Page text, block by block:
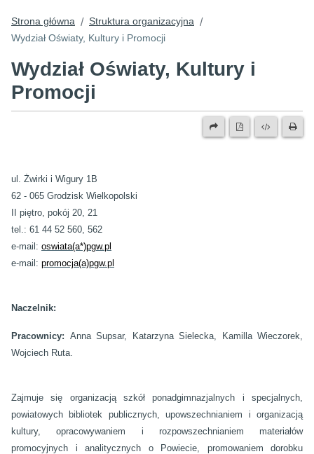
Strona główna / Struktura organizacyjna /
Wydział Oświaty, Kultury i Promocji
Wydział Oświaty, Kultury i
Promocji
ul. Żwirki i Wigury 1B
62 - 065 Grodzisk Wielkopolski
II piętro, pokój 20, 21
tel.: 61 44 52 560, 562
e-mail: oswiata(a*)pgw.pl
e-mail: promocja(a)pgw.pl
Naczelnik:
Pracownicy: Anna Supsar, Katarzyna Sielecka, Kamilla Wieczorek,
Wojciech Ruta.
Zajmuje się organizacją szkół ponadgimnazjalnych i specjalnych,
powiatowych bibliotek publicznych, upowszechnianiem i organizacją
kultury, opracowywaniem i rozpowszechnianiem materiałów
promocyjnych i analitycznych o Powiecie, promowaniem dorobku